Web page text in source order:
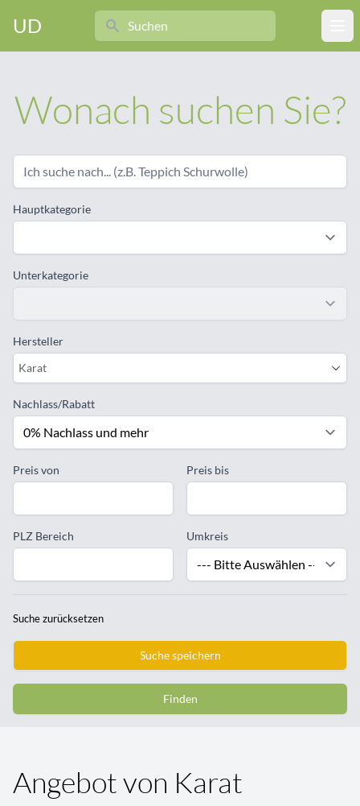
UD
Search
Wonach suchen Sie?
Hauptkategorie
Unterkategorie
Hersteller
Karat
Nachlass/Rabatt
Preis von Preis bis
PLZ Bereich Umkreis
Suche zurücksetzen
Suche speichern
Finden
Angebot von Karat